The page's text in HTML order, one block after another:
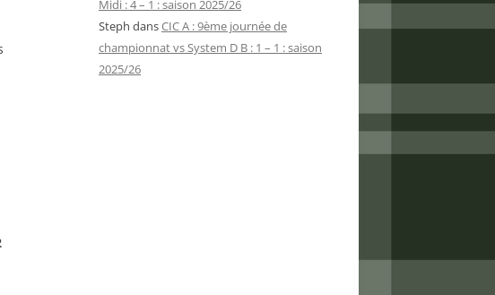
Midi : 4 – 1 : saison 2025/26
Steph dansCIC A : 9ème journée de
championnat vs System D B : 1 – 1 : saison
2025/26